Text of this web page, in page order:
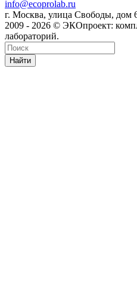
info@ecoprolab.ru
г. Москва, улица Свободы, дом
2009 - 2026 © ЭКОпроект:
лабораторий.
Найти